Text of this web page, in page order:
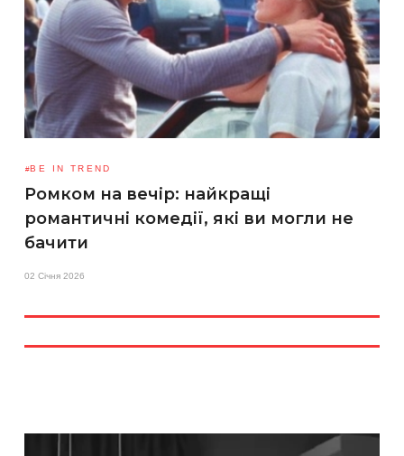
BE IN TREND
Ромком на вечір: найкращі
романтичні комедії, які ви могли не
бачити
02 Січня 2026